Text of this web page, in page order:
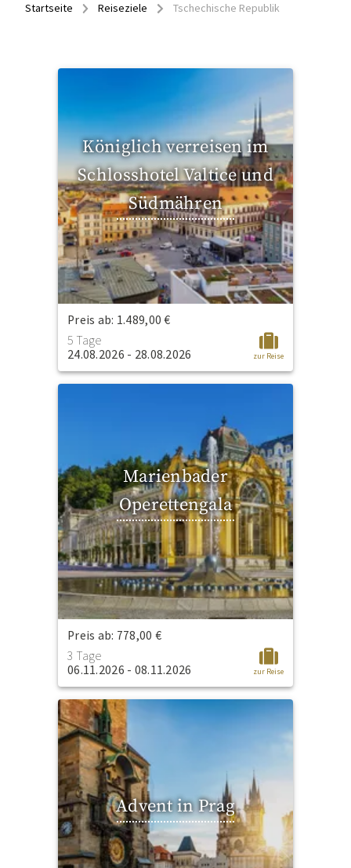
Startseite Reiseziele Tschechische Republik
Königlich verreisen im
Schlosshotel Valtice und
Südmähren
Preis ab: 1.489,00 €
5 Tage
24.08.2026 - 28.08.2026
zur Reise
Marienbader
Operettengala
Preis ab: 778,00 €
3 Tage
06.11.2026 - 08.11.2026
zur Reise
Advent in Prag